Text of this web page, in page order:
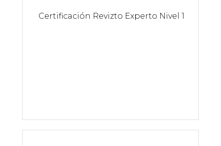
Certificación Revizto Experto Nivel 1